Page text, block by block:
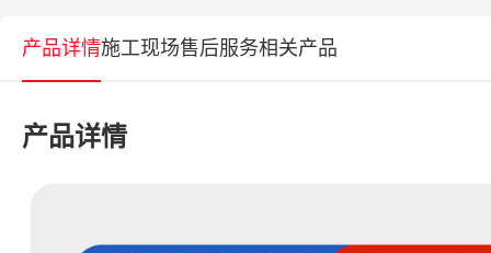
产品详情施工现场售后服务相关产品
产品详情